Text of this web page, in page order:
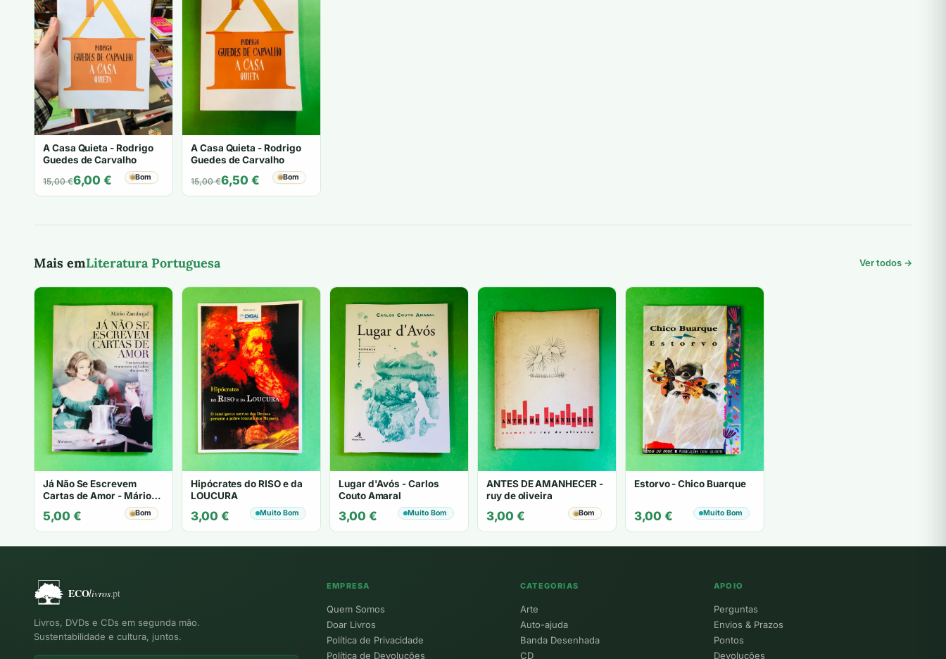
A Casa Quieta - Rodrigo
Guedes de Carvalho
15,00€
O
preço
6,00 €
O
preço
Bom
A Casa Quieta - Rodrigo
Guedes de Carvalho
15,00€
O
preço
6,50 €
O
preço
Bom
Mais emLiteratura Portuguesa Ver todos →
Já Não Se Escrevem
Cartas de Amor - Mário
5,00 € Bom
Hipócrates do RISO e da
LOUCURA
3,00 € Muito Bom
Lugar d'Avós - Carlos
Couto Amaral
3,00 € Muito Bom
ANTES DE AMANHECER -
ruy de oliveira
3,00 € Bom
Estorvo - Chico Buarque
3,00 € Muito Bom
Livros, DVDs e CDs em segunda mão.
Sustentabilidade e cultura, juntos.
EMPRESA
Quem Somos
Doar Livros
Política de Privacidade
Política de Devoluções
CATEGORIAS
Arte
Auto-ajuda
Banda Desenhada
CD
APOIO
Perguntas
Envios & Prazos
Pontos
Devoluções